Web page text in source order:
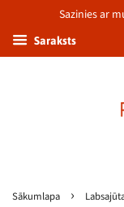
Sazinies ar
Saraksts
Sākumlapa ›